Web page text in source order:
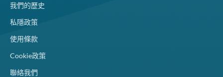
我們的歷史
私隱政策
使用條款
Cookie政策
聯絡我們